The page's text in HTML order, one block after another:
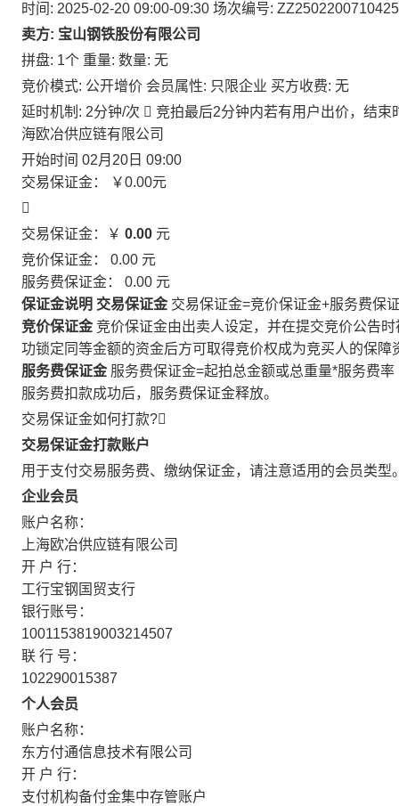
时间: 2025-02-20 09:00-09:30 场次编号: ZZ2502200710425
卖方: 宝山钢铁股份有限公司
拼盘: 1个 重量: 数量: 无
竞价模式: 公开增价 会员属性: 只限企业 买方收费: 无
延时机制: 2分钟/次  竞拍最后2分钟内若有用户出价，结
海欧冶供应链有限公司
开始时间 02月20日 09:00
交易保证金：
￥0.00元

交易保证金：￥ 0.00 元
竞价保证金： 0.00 元
服务费保证金： 0.00 元
保证金说明 交易保证金 交易保证金=竞价保证金+服务费保
竞价保证金 竞价保证金由出卖人设定，并在提交竞价公告
功锁定同等金额的资金后方可取得竞价权成为竞买人的保障
服务费保证金 服务费保证金=起拍总金额或总重量*服务费率
服务费扣款成功后，服务费保证金释放。
交易保证金如何打款?
交易保证金打款账户
用于支付交易服务费、缴纳保证金，请注意适用的会员类型
企业会员
账户名称：
上海欧冶供应链有限公司
开 户 行：
工行宝钢国贸支行
银行账号：
1001153819003214507
联 行 号：
102290015387
个人会员
账户名称：
东方付通信息技术有限公司
开 户 行：
支付机构备付金集中存管账户